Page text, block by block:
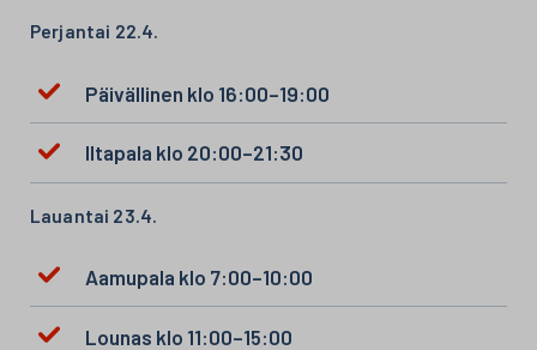
Perjantai 22.4.
Päivällinen klo 16:00–19:00
Iltapala klo 20:00–21:30
Lauantai 23.4.
Aamupala klo 7:00–10:00
Lounas klo 11:00–15:00